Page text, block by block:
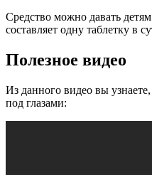
Средство можно давать
составляет одну таблетку в
Полезное видео
Из данного видео вы
под глазами: